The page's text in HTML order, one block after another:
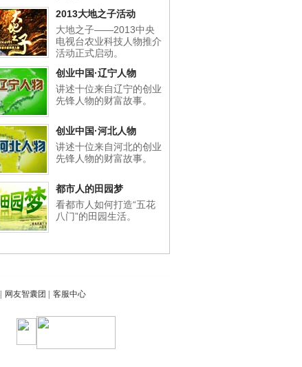
2013大地之子活动
大地之子——2013中央
电视台农业科技人物推介
活动正式启动。
创业中国·辽宁人物
讲述十位来自辽宁的创业
先锋人物的财富故事。
创业中国·河北人物
讲述十位来自河北的创业
先锋人物的财富故事。
都市人的田园梦
看都市人如何打造“五花
八门”的田园生活。
网友智囊团 客服中心